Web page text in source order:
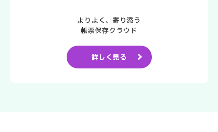
よりよく、寄り添う
帳票保存クラウド
詳しく見る